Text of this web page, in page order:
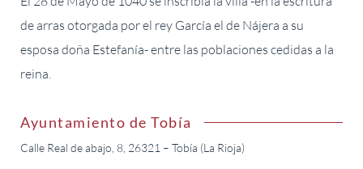
de arras otorgada por el rey García el de Nájera a su
esposa doña Estefanía- entre las poblaciones cedidas a la
reina.
Ayuntamiento de Tobía
Calle Real de abajo, 8, 26321 – Tobía (La Rioja)